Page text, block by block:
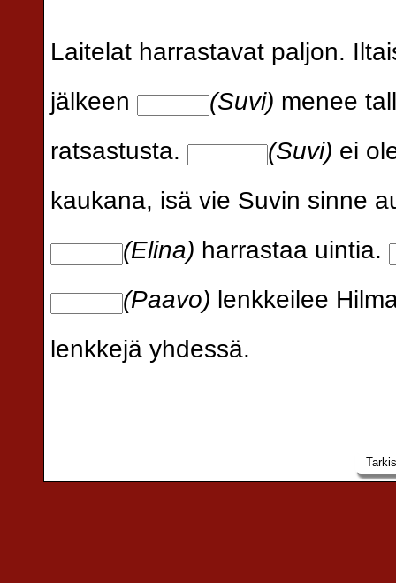
Laitelat harrastavat paljon.
jälkeen
(Suvi) menee
ratsastusta.
(Suvi) ei
kaukana, isä vie Suvin sinne
(Elina) harrastaa uintia.
(Paavo) lenkkeilee
lenkkejä yhdessä.